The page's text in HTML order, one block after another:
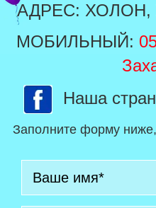
АДРЕС: ХОЛОН,
МОБИЛЬНЫЙ:
Наша
Заполните форму